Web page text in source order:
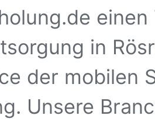
in
der mobilen
Unsere